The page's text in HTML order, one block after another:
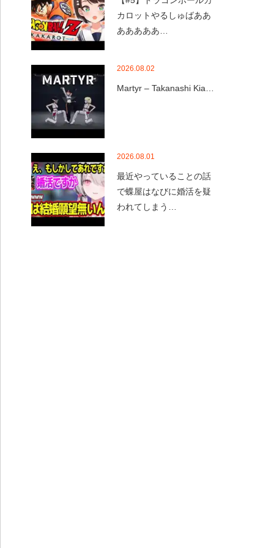
カロットやるしゅばああ
あああああ…
2026.08.02
Martyr – Takanashi Kia…
2026.08.01
最近やっていることの話
で蝶屋はなびに婚活を疑
われてしまう…